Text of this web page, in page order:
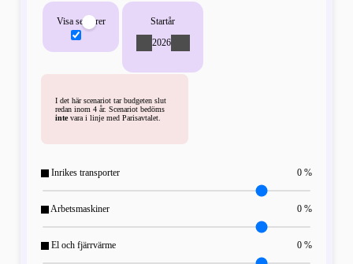
Inrikes transporter 0 %
Arbetsmaskiner 0 %
El och fjärrvärme 0 %
Visa sektorer Startår
2026
I det här scenariot tar budgeten slut
redan inom 4 år. Scenariot bedöms
intevara i linje med Parisavtalet.